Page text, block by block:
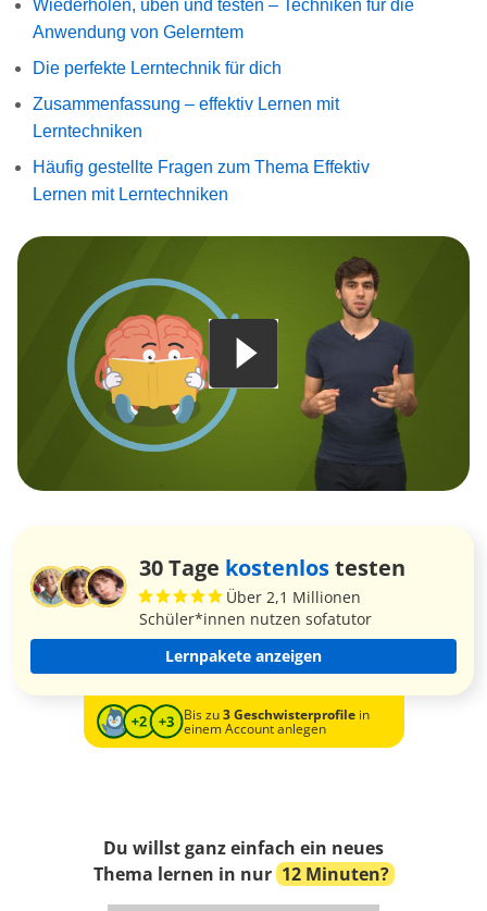
Wiederholen, üben und testen – Techniken für die
Anwendung von Gelerntem
Die perfekte Lerntechnik für dich
Zusammenfassung – effektiv Lernen mit
Lerntechniken
Häufig gestellte Fragen zum Thema Effektiv
Lernen mit Lerntechniken
30 Tage kostenlostesten
Über 2,1 Millionen
Schüler*innen nutzen sofatutor
Lernpakete anzeigen
Bis zu3 Geschwisterprofilein
einem Account anlegen
Du willst ganz einfach ein neues
Thema lernen in nur 12 Minuten?